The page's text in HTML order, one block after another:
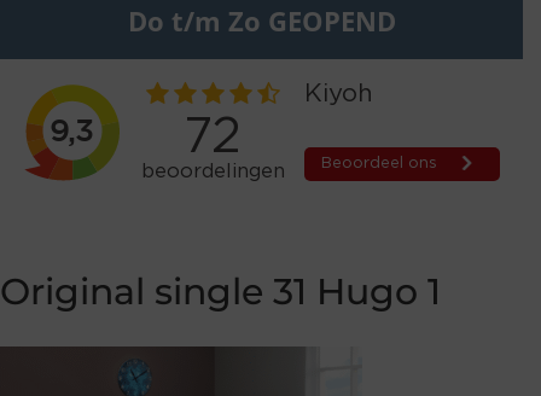
Do t/m Zo GEOPEND
Original single 31 Hugo 1